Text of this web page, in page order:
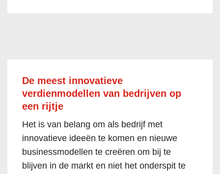
De meest innovatieve
verdienmodellen van bedrijven op
een rijtje
Het is van belang om als bedrijf met
innovatieve ideeën te komen en nieuwe
businessmodellen te creëren om bij te
blijven in de markt en niet het onderspit te